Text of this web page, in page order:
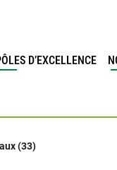
D’EXCELLENCE
(33)